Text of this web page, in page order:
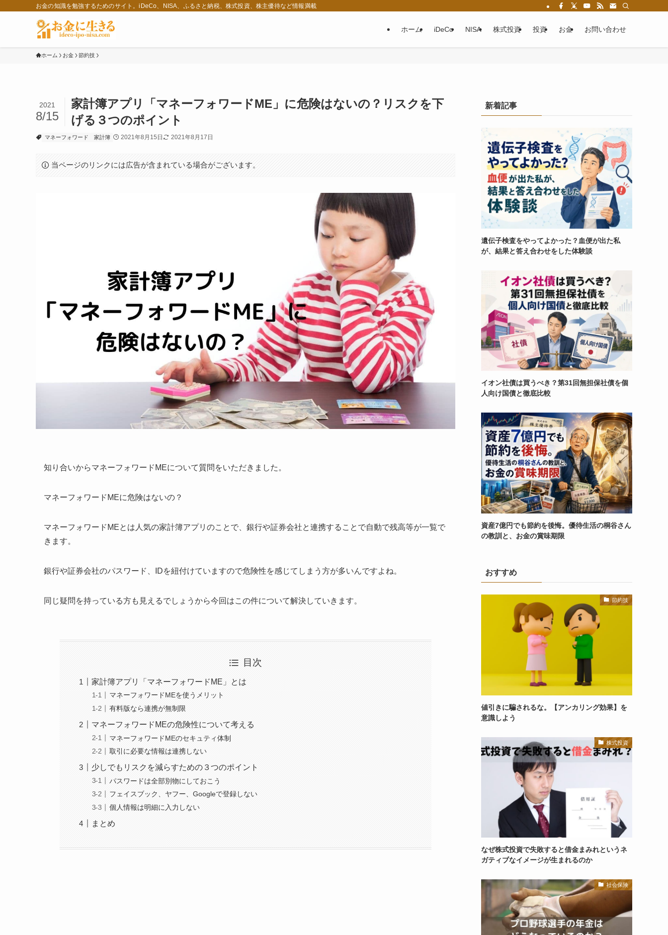
お金の知識を勉強するためのサイト。iDeCo、NISA、ふるさと納税、株式投資、株主優待など情報満載
ホーム iDeCo NISA 株式投資 投資 お金 お問い合わせ
ホーム お金 節約技
家計簿アプリ「マネーフォワードME」に危険はないの？リスクを下
げる３つのポイント
2021
8/15
マネーフォワード 家計簿 2021年8月15日 2021年8月17日
当ページのリンクには広告が含まれている場合がございます。
知り合いからマネーフォワードMEについて質問をいただきました。
マネーフォワードMEに危険はないの？
マネーフォワードMEとは人気の家計簿アプリのことで、銀行や証券会社と連携することで自動で残高等が一覧で
きます。
銀行や証券会社のパスワード、IDを紐付けていますので危険性を感じてしまう方が多いんですよね。
同じ疑問を持っている方も見えるでしょうから今回はこの件について解決していきます。
目次
家計簿アプリ「マネーフォワードME」とは
マネーフォワードMEを使うメリット
有料版なら連携が無制限
マネーフォワードMEの危険性について考える
マネーフォワードMEのセキュティ体制
取引に必要な情報は連携しない
少しでもリスクを減らすための３つのポイント
パスワードは全部別物にしておこう
フェイスブック、ヤフー、Googleで登録しない
個人情報は明細に入力しない
まとめ
新着記事
遺伝子検査をやってよかった？血便が出た私
が、結果と答え合わせをした体験談
イオン社債は買うべき？第31回無担保社債を個
人向け国債と徹底比較
資産7億円でも節約を後悔。優待生活の桐谷さん
の教訓と、お金の賞味期限
おすすめ
節約技
値引きに騙されるな。【アンカリング効果】を
意識しよう
株式投資
なぜ株式投資で失敗すると借金まみれというネ
ガティブなイメージが生まれるのか
社会保険